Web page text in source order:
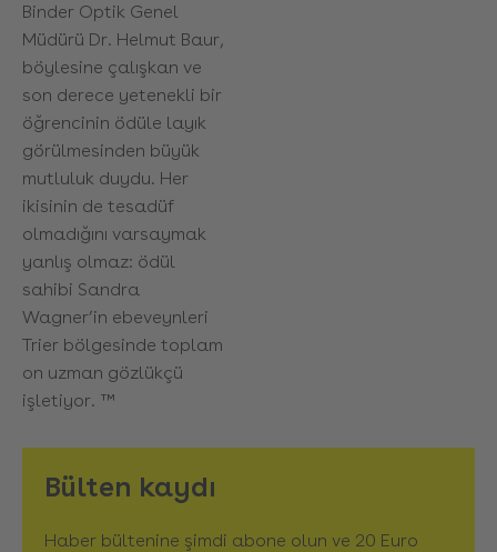
Binder Optik Genel
Müdürü Dr. Helmut Baur,
böylesine çalışkan ve
son derece yetenekli bir
öğrencinin ödüle layık
görülmesinden büyük
mutluluk duydu. Her
ikisinin de tesadüf
olmadığını varsaymak
yanlış olmaz: ödül
sahibi Sandra
Wagner’in ebeveynleri
Trier bölgesinde toplam
on uzman gözlükçü
işletiyor. ™
Bülten kaydı
Haber bültenine şimdi abone olun ve 20 Euro